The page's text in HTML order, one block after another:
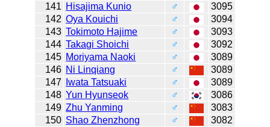
141 Hisajima Kunio ♂
3095
142 Oya Kouichi ♂
3094
143 Tokimoto Hajime ♂
3093
144 Takagi Shoichi ♂
3092
145 Moriyama Naoki ♂
3089
146 Ni Linqiang ♂
3089
147
Iwata Tatsuaki ♂
3089
148 Yun Hyunseok ♂
3086
149 Zhu Yanming ♂
3083
150 Shao Zhenzhong ♂
3082